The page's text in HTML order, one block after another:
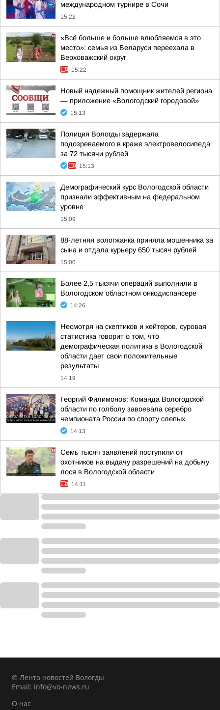
международном турнире в Сочи
15:22
«Всё больше и больше влюбляемся в это
место»: семья из Беларуси переехала в
Верховажский округ
15:22
Новый надежный помощник жителей региона
— приложение «Вологодский городовой»
15:13
Полиция Вологды задержала
подозреваемого в краже электровелосипеда
за 72 тысячи рублей
15:13
Демографический курс Вологодской области
признали эффективным на федеральном
уровне
15:09
88-летняя вологжанка приняла мошенника за
сына и отдала курьеру 650 тысяч рублей
15:00
Более 2,5 тысячи операций выполнили в
Вологодском областном онкодиспансере
14:26
Несмотря на скептиков и хейтеров, суровая
статистика говорит о том, что
демографическая политика в Вологодской
области дает свои положительные
результаты
14:19
Георгий Филимонов: Команда Вологодской
области по голболу завоевала серебро
чемпионата России по спорту слепых
14:13
Семь тысяч заявлений поступили от
охотников на выдачу разрешений на добычу
лося в Вологодской области
14:11
© Лента новостей Вологды
Email: info@vo-news.ru
О нас